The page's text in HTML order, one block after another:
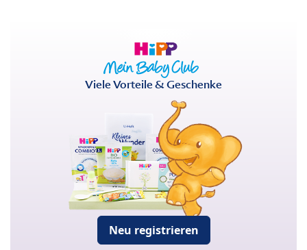
Viele Vorteile & Geschenke
Neu registrieren